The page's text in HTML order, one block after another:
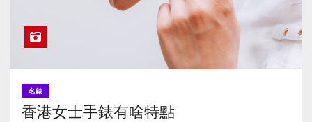
名錶
香港女士手錶有啥特點